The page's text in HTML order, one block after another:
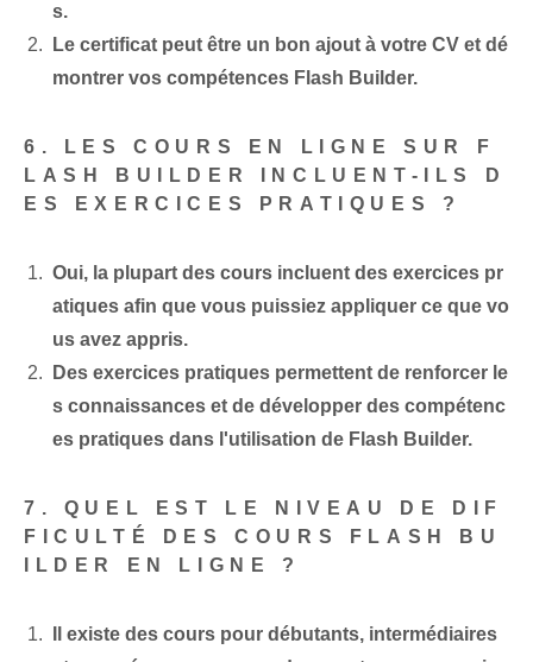
s.
Le certificat peut être un bon ajout à votre CV et dé
montrer vos compétences Flash Builder.
6. LES COURS EN LIGNE SUR F
LASH BUILDER INCLUENT-ILS D
ES EXERCICES PRATIQUES ?
Oui, la plupart des cours incluent des exercices pr
atiques afin que vous puissiez appliquer ce que vo
us avez appris.
Des exercices pratiques permettent de renforcer le
s connaissances et de développer des compétenc
es pratiques dans l'utilisation de Flash Builder.
7. QUEL EST LE NIVEAU DE DIF
FICULTÉ DES COURS FLASH BU
ILDER EN LIGNE ?
Il existe des cours pour débutants, intermédiaires